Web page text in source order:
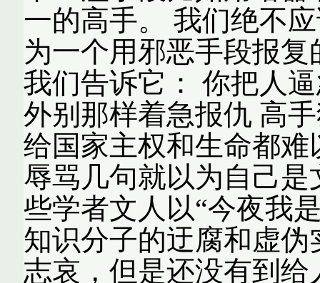
一的高手。 我们绝不
为一个用邪恶手段报
我们告诉它： 你把人
外别那样着急报仇 高
给国家主权和生命都
辱骂几句就以为自己
些学者文人以“今夜我
知识分子的迂腐和虚
志哀，但是还没有到